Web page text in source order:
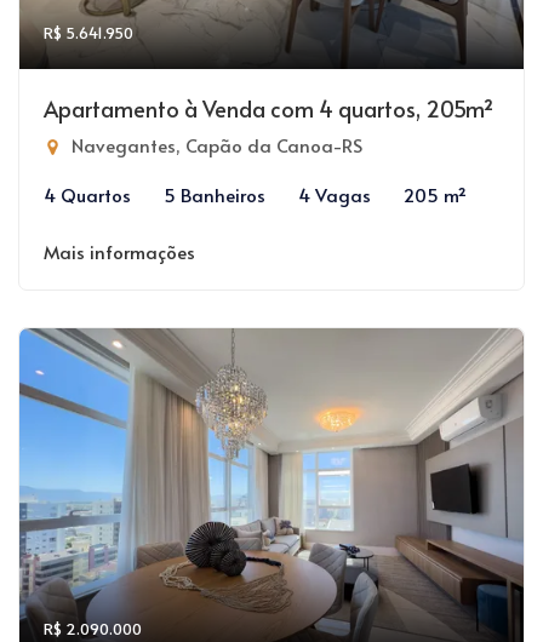
R$ 5.641.950
Apartamento à Venda com 4 quartos, 205m²
Navegantes, Capão da Canoa-RS
4 Quartos
5 Banheiros 4 Vagas 205 m²
Mais informações
R$ 2.090.000